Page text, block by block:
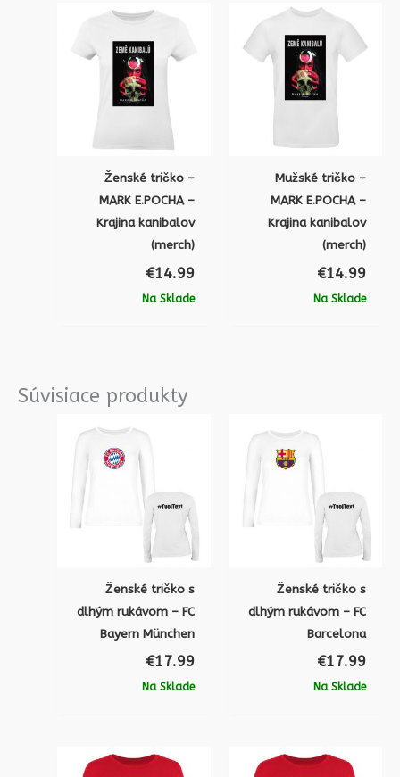
Ženské tričko –
MARK E.POCHA –
Krajina kanibalov
(merch)
€14.99
Na Sklade
Mužské tričko –
MARK E.POCHA –
Krajina kanibalov
(merch)
€14.99
Na Sklade
Súvisiace produkty
Ženské tričko s
dlhým rukávom – FC
Bayern München
€17.99
Na Sklade
Ženské tričko s
dlhým rukávom – FC
Barcelona
€17.99
Na Sklade